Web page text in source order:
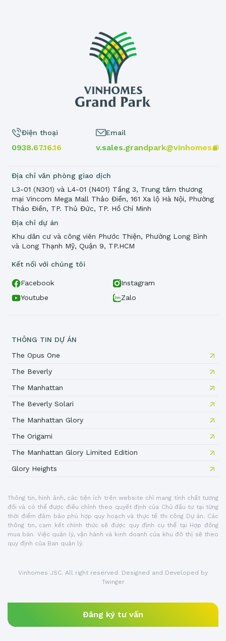
Vinhomes JSC. All right reserved. Designed and Developed by
Twinger
Đăng ký tư vấn
Địa chỉ dự án
Khu dân cư và công viên Phước Thiện, Phường Long Bình
và Long Thạnh Mỹ, Quận 9, TP.HCM
Điện thoại
0938.67.16.16
Email
v.sales.grandpark@vinhomes.vn
Địa chỉ văn phòng giao dịch
L3-01 (N301) và L4-01 (N401) Tầng 3, Trung tâm thương
mại Vincom Mega Mall Thảo Điền, 161 Xa lộ Hà Nội, Phường
Thảo Điền, TP. Thủ Đức, TP. Hồ Chí Minh
Kết nối với chúng tôi
Facebook
Instagram
Youtube
Zalo
THÔNG TIN DỰ ÁN
The Opus One
The Beverly
The Manhattan
The Beverly Solari
The Manhattan Glory
The Origami
The Manhattan Glory Limited Edition
Glory Heights
Thông tin, hình ảnh, các tiện ích trên website chỉ mang tính chất tương
đối và có thể được điều chỉnh theo quyết định của Chủ đầu tư tại từng
thời điểm đảm bảo phù hợp quy hoạch và thực tế thi công Dự án. Các
thông tin, cam kết chính thức sẽ được quy định cụ thể tại Hợp đồng
mua bán. Việc quản lý, vận hành và kinh doanh của khu đô thị sẽ theo
quy định của Ban quản lý.